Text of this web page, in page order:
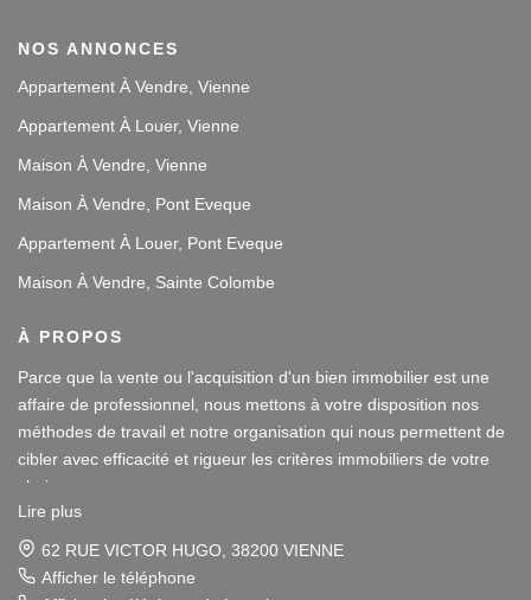
NOS ANNONCES
Appartement À Vendre, Vienne
Appartement À Louer, Vienne
Maison À Vendre, Vienne
Maison À Vendre, Pont Eveque
Appartement À Louer, Pont Eveque
Maison À Vendre, Sainte Colombe
À PROPOS
Parce que la vente ou l'acquisition d'un bien immobilier est une
affaire de professionnel, nous mettons à votre disposition nos
méthodes de travail et notre organisation qui nous permettent de
cibler avec efficacité et rigueur les critères immobiliers de votre
choix.
Notre disponibilité et notre écoute au sein de nos agences
immobilières à Vienne et Sainte Colombe les Vienne, au Sud de
Lyon, nous amènent à vous conseiller dans une démarche simple
Lire plus
62 RUE VICTOR HUGO, 38200 VIENNE
Afficher le téléphone